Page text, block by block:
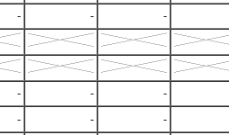
- - -
- - -
- - -